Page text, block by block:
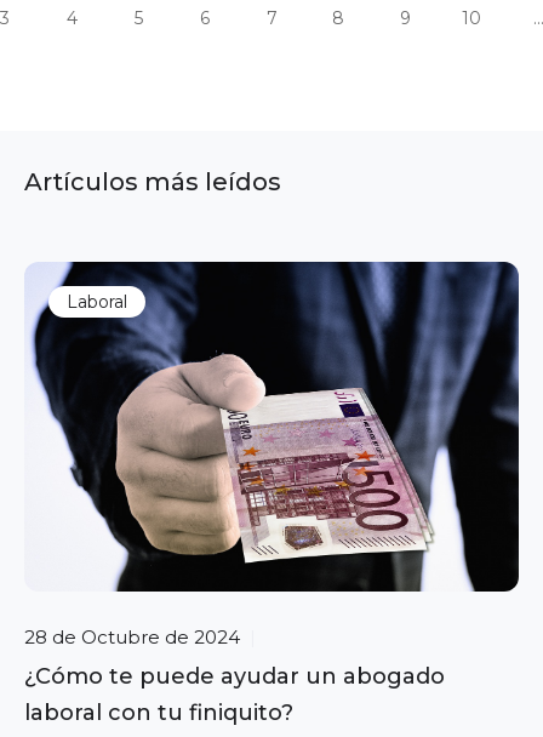
3 4 5 6 7 8 9 10 ...
Artículos más leídos
Laboral
28 de Octubre de 2024
¿Cómo te puede ayudar un abogado
laboral con tu finiquito?